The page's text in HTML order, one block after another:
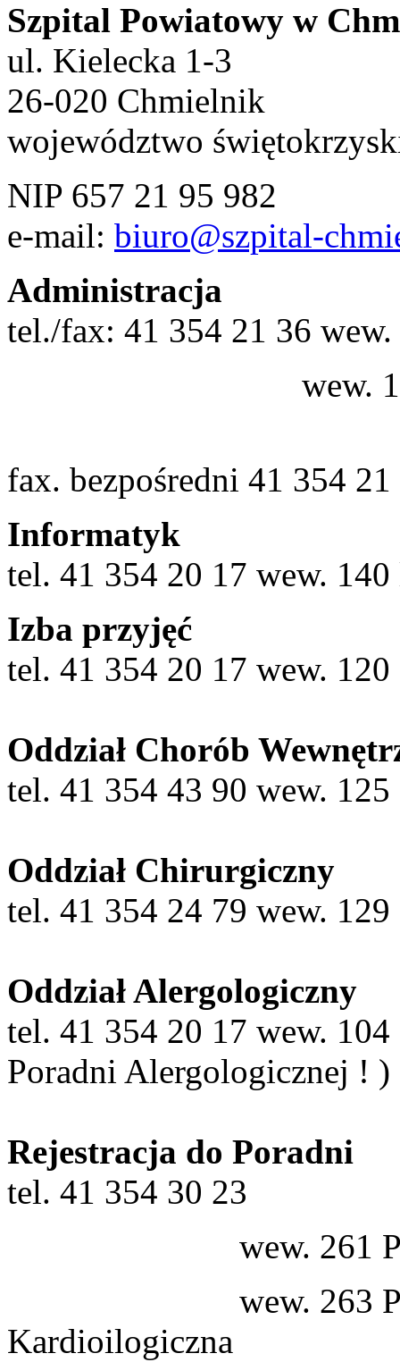
Szpital Powiatowy w
ul. Kielecka 1-3
26-020 Chmielnik
województwo
NIP 657 21 95 982
e-mail: biuro@szpital-
Administracja
tel./fax: 41 354 21 36
wew. 137
fax. bezpośredni 41 354
Informatyk
tel. 41 354 20 17 wew.
Izba przyjęć
tel. 41 354 20 17 wew. 120
Oddział Chorób
tel. 41 354 43 90 wew. 125
Oddział Chirurgiczny
tel. 41 354 24 79 wew. 129
Oddział Alergologiczny
tel. 41 354 20 17 wew.
Poradni Alergologicznej ! )
Rejestracja do Poradni
tel. 41 354 30 23
wew. 261
wew. 263
Kardioilogiczna